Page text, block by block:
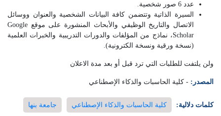
عدد 6 صور شخصية.
السيرة الذاتية وتتضمن كافة البيانات الشخصية والعنوان ووسائل
الاتصال والتاريخ الوظيفي والأبحاث المنشورة على موقع Google
Scholar، نماذج من المؤلفات والدورات التدريبية والخبرات العلمية
(نسخة ورقية ونسخة الكترونية).
ولن يلتفت للطلبات التي ترد قبل أو بعد مدة الاعلان
المصدر: - كلية الحاسبات والذكاء الإصطناعي
كلمات دلالية: كلية الحاسبات والذكاء الإصطناعي جامعة بنها